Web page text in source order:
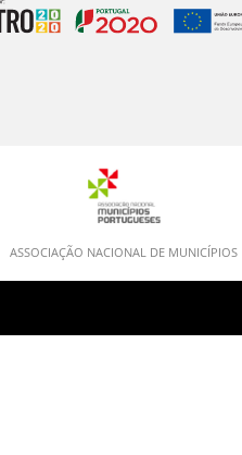
ASSOCIAÇÃO NACIONAL DE MUNICÍPIOS